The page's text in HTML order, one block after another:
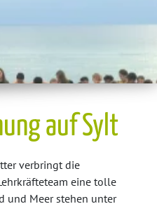
auf Sylt
verbringt die
eine tolle
und Meer stehen unter